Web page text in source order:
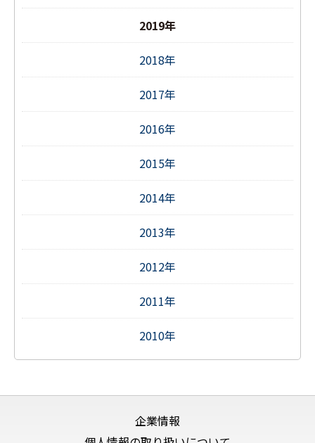
2019年
2018年
2017年
2016年
2015年
2014年
2013年
2012年
2011年
2010年
企業情報